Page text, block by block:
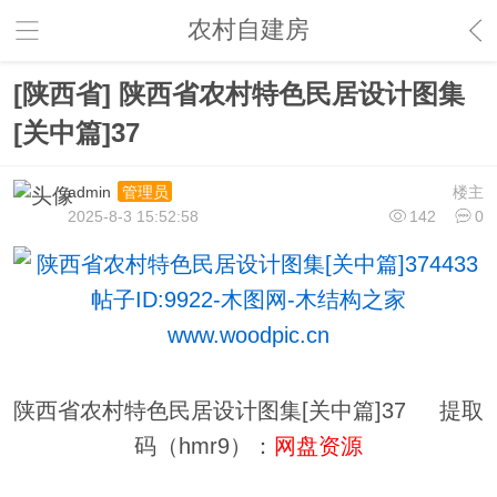
农村自建房
[陕西省] 陕西省农村特色民居设计图集
[关中篇]37
楼主
admin
管理员
142
0
2025-8-3 15:52:58
陕西省农村特色民居设计图集[关中篇]37 提取
码（hmr9）： 网盘资源